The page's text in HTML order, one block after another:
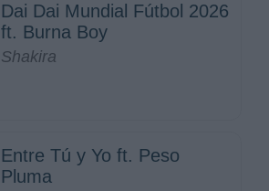
Dai Dai Mundial Fútbol 2026
ft. Burna Boy
Shakira
Entre Tú y Yo ft. Peso
Pluma